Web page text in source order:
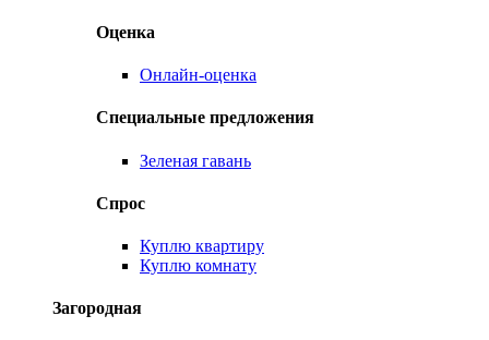
Оценка
Онлайн-оценка
Специальные предложения
Зеленая гавань
Спрос
Куплю квартиру
Куплю комнату
Загородная